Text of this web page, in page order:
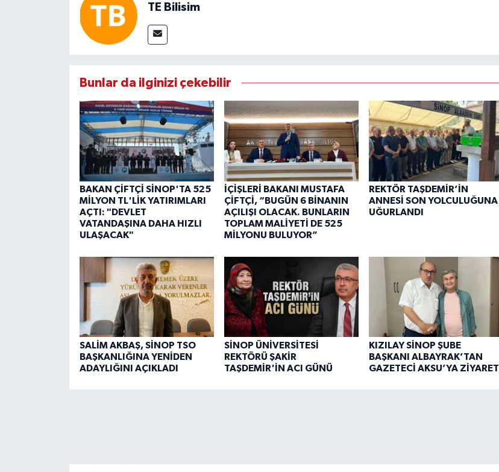
TE Bilisim
Bunlar da ilginizi çekebilir
BAKAN ÇİFTÇİ SİNOP'TA 525
MİLYON TL'LİK YATIRIMLARI
AÇTI: "DEVLET
VATANDAŞINA DAHA HIZLI
ULAŞACAK"
İÇİŞLERİ BAKANI MUSTAFA
ÇİFTÇİ, “BUGÜN 6 BİNANIN
AÇILIŞI OLACAK. BUNLARIN
TOPLAM MALİYETİ DE 525
MİLYONU BULUYOR”
REKTÖR TAŞDEMİR’İN
ANNESİ SON YOLCULUĞUNA
UĞURLANDI
SALİM AKBAŞ, SİNOP TSO
BAŞKANLIĞINA YENİDEN
ADAYLIĞINI AÇIKLADI
SİNOP ÜNİVERSİTESİ
REKTÖRÜ ŞAKİR
TAŞDEMİR'İN ACI GÜNÜ
KIZILAY SİNOP ŞUBE
BAŞKANI ALBAYRAK’TAN
GAZETECİ AKSU’YA ZİYARET